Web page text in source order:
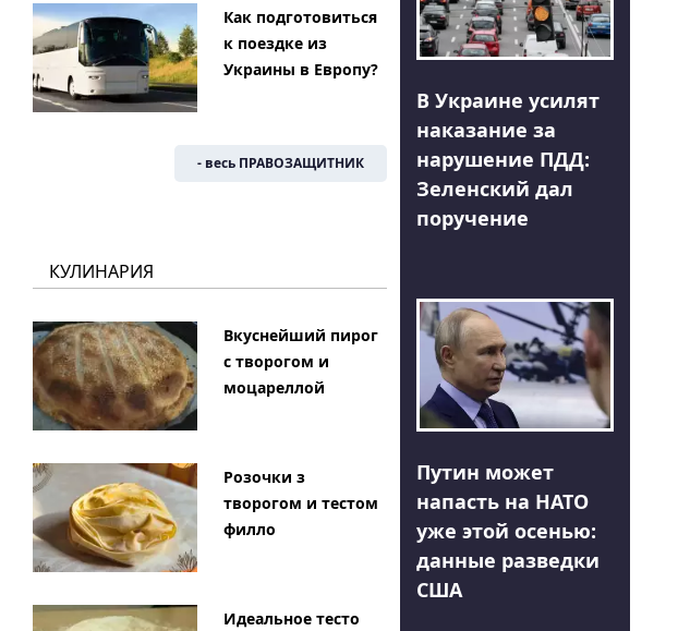
Как подготовиться
к поездке из
Украины в Европу?
- весь ПРАВОЗАЩИТНИК
КУЛИНАРИЯ
Вкуснейший пирог
с творогом и
моцареллой
Розочки з
творогом и тестом
филло
Идеальное тесто
В Украине усилят
наказание за
нарушение ПДД:
Зеленский дал
поручение
Путин может
напасть на НАТО
уже этой осенью:
данные разведки
США